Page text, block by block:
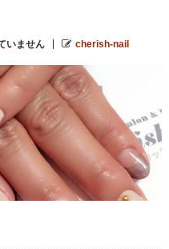
いません cherish-nail